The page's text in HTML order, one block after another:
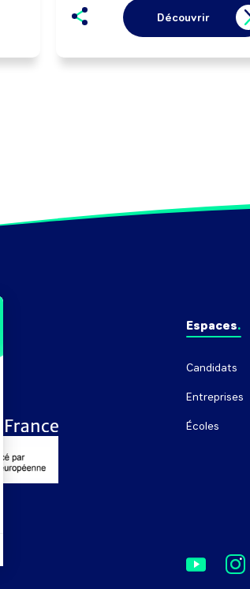
règles de sécurité et la
environnementale.
Peut aménager des
installer du mobilier
Découvrir
Espaces
Candidats
Entreprises
Écoles